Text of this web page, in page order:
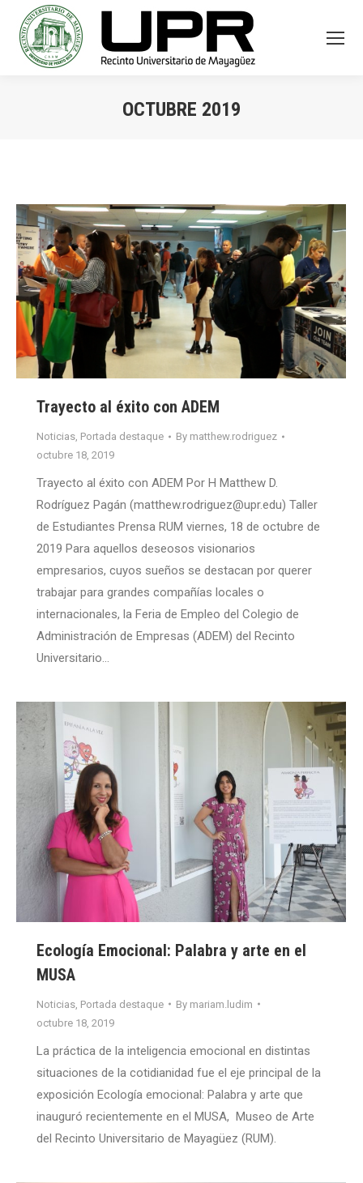
OCTUBRE 2019
Trayecto al éxito con ADEM
Noticias, Portada destaque By matthew.rodriguez
octubre 18, 2019
Trayecto al éxito con ADEM Por H Matthew D.
Rodríguez Pagán (matthew.rodriguez@upr.edu) Taller
de Estudiantes Prensa RUM viernes, 18 de octubre de
2019 Para aquellos deseosos visionarios
empresarios, cuyos sueños se destacan por querer
trabajar para grandes compañías locales o
internacionales, la Feria de Empleo del Colegio de
Administración de Empresas (ADEM) del Recinto
Universitario…
Ecología Emocional: Palabra y arte en el
MUSA
Noticias Portada destaque By mariam.ludim
octubre 18, 2019
La práctica de la inteligencia emocional en distintas
situaciones de la cotidianidad fue el eje principal de la
exposición Ecología emocional: Palabra y arte que
inauguró recientemente en el MUSA, Museo de Arte
del Recinto Universitario de Mayagüez (RUM).